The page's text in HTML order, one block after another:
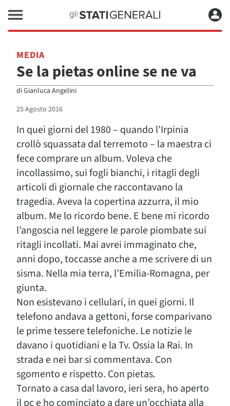
MEDIA
Se la pietas online se ne va
diGianluca Angelini
25 Agosto 2016
In quei giorni del 1980 – quando l’Irpinia
crollò squassata dal terremoto – la maestra ci
fece comprare un album. Voleva che
incollassimo, sui fogli bianchi, i ritagli degli
articoli di giornale che raccontavano la
tragedia. Aveva la copertina azzurra, il mio
album. Me lo ricordo bene. E bene mi ricordo
l’angoscia nel leggere le parole piombate sui
ritagli incollati. Mai avrei immaginato che,
anni dopo, toccasse anche a me scrivere di un
sisma. Nella mia terra, l’Emilia-Romagna, per
giunta.
Non esistevano i cellulari, in quei giorni. Il
telefono andava a gettoni, forse comparivano
le prime tessere telefoniche. Le notizie le
davano i quotidiani e la Tv. Ossia la Rai. In
strada e nei bar si commentava. Con
sgomento e rispetto. Con pietas.
Tornato a casa dal lavoro, ieri sera, ho aperto
il pc e ho cominciato a dare un’occhiata alla